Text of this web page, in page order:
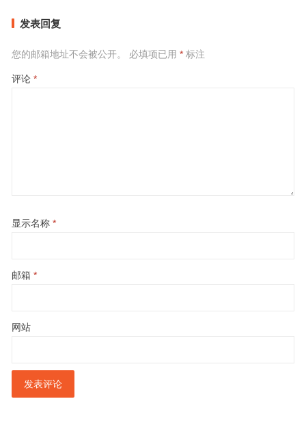
发表回复
您的邮箱地址不会被公开。 必填项已用 *标注
评论 *
显示名称 *
邮箱 *
网站